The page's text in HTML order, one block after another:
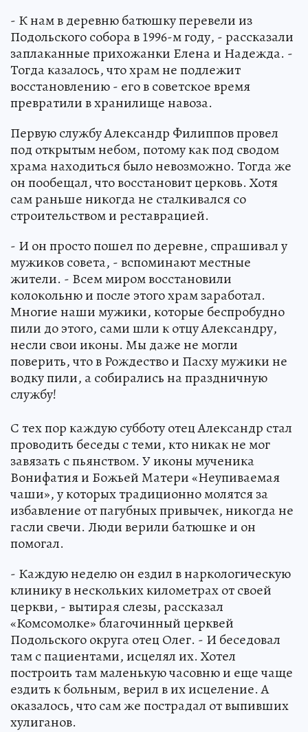
- К нам в деревню батюшку перевели из
Подольского собора в 1996-м году, - рассказали
заплаканные прихожанки Елена и Надежда. -
Тогда казалось, что храм не подлежит
восстановлению - его в советское время
превратили в хранилище навоза.
Первую службу Александр Филиппов провел
под открытым небом, потому как под сводом
храма находиться было невозможно. Тогда же
он пообещал, что восстановит церковь. Хотя
сам раньше никогда не сталкивался со
строительством и реставрацией.
- И он просто пошел по деревне, спрашивал у
мужиков совета, - вспоминают местные
жители. - Всем миром восстановили
колокольню и после этого храм заработал.
Многие наши мужики, которые беспробудно
пили до этого, сами шли к отцу Александру,
несли свои иконы. Мы даже не могли
поверить, что в Рождество и Пасху мужики не
водку пили, а собирались на праздничную
службу!
С тех пор каждую субботу отец Александр стал
проводить беседы с теми, кто никак не мог
завязать с пьянством. У иконы мученика
Вонифатия и Божьей Матери «Неупиваемая
чаши», у которых традиционно молятся за
избавление от пагубных привычек, никогда не
гасли свечи. Люди верили батюшке и он
помогал.
- Каждую неделю он ездил в наркологическую
клинику в нескольких километрах от своей
церкви, - вытирая слезы, рассказал
«Комсомолке» благочинный церквей
Подольского округа отец Олег. - И беседовал
там с пациентами, исцелял их. Хотел
построить там маленькую часовню и еще чаще
ездить к больным, верил в их исцеление. А
оказалось, что сам же пострадал от выпивших
хулиганов.